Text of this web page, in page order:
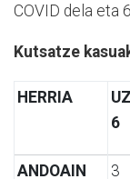
COVID dela eta
Kutsatze
HERRIA
6
ANDOAIN 3